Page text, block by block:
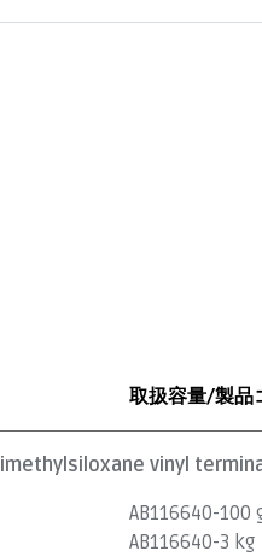
取扱容量/製品
vinyl
AB116640-100
AB116640-3 kg